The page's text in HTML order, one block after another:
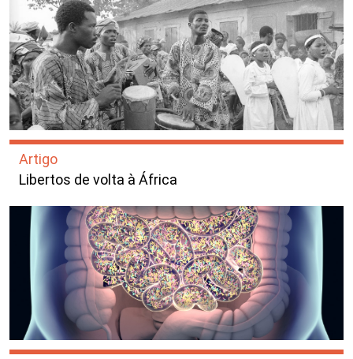
Artigo
Libertos de volta à África